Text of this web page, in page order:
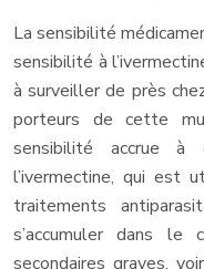
La sensibilité
sensibilité à
à surveiller de près
porteurs de cette
sensibilité accrue à
l’ivermectine, qui est
traitements
s’accumuler dans
secondaires graves,